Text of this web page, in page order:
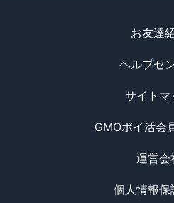
お友達
ヘルプセ
サイトマ
GMOポイ活会
運営会
個人情報保